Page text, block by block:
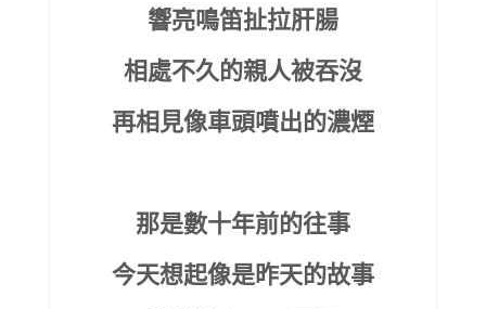
響亮鳴笛扯拉肝腸
相處不久的親人被吞沒
再相見像車頭噴出的濃煙
那是數十年前的往事
今天想起像是昨天的故事